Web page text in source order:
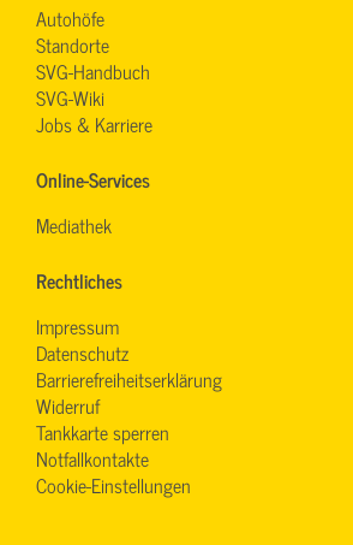
Autohöfe
Standorte
SVG-Handbuch
SVG-Wiki
Jobs & Karriere
Online-Services
Mediathek
Rechtliches
Impressum
Datenschutz
Barrierefreiheitserklärung
Widerruf
Tankkarte sperren
Notfallkontakte
Cookie-Einstellungen